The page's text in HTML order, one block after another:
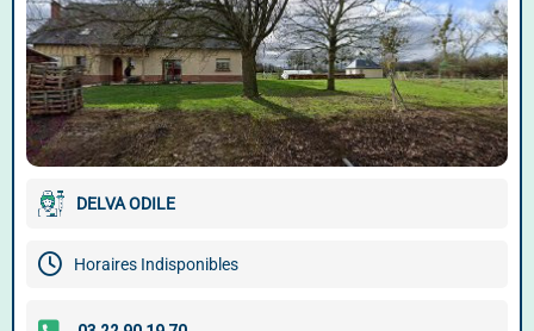
DELVA ODILE
Horaires Indisponibles